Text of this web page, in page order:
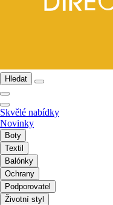
Hledat
Skvělé nabídky
Novinky
Boty
Textil
Balónky
Ochrany
Podporovatel
Životní styl